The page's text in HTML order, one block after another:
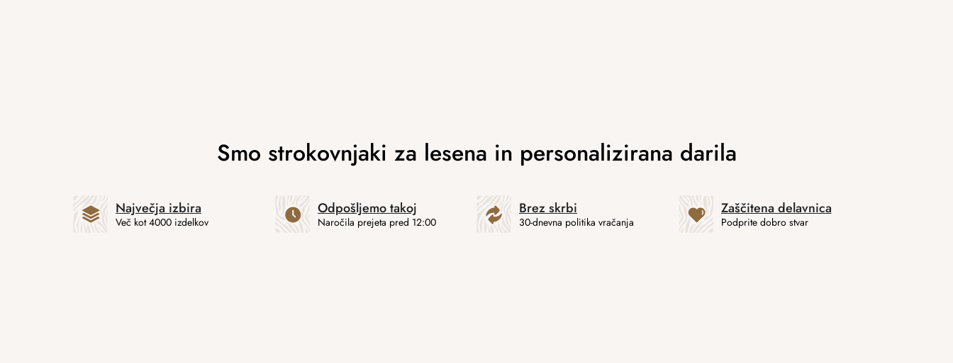
Največja izbira
Več kot 4000 izdelkov
Odpošljemo takoj
Naročila prejeta pred 12:00
Brez skrbi
30-dnevna politika vračanja
Zaščitena delavnica
Podprite dobro stvar